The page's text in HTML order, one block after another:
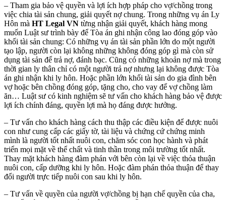
– Tham gia bảo vệ quyền và lợi ích hợp pháp cho vợ/chồng trong
việc chia tài sản chung, giải quyết nợ chung. Trong những vụ án Ly
Hôn mà HT Legal VN từng nhận giải quyết, khách hàng mong
muốn Luật sư trình bày để Tòa án ghi nhận công lao đóng góp vào
khối tài sản chung: Có những vụ án tài sản phần lớn do một người
tạo lập, người còn lại không những không đóng góp gì mà còn sử
dụng tài sản để trả nợ, đánh bạc. Cũng có những khoản nợ mà trong
thời gian ly thân chỉ có một người trả nợ nhưng lại không được Tòa
án ghi nhận khi ly hôn. Hoặc phần lớn khối tài sản do gia đình bên
vợ hoặc bên chồng đóng góp, tặng cho, cho vay để vợ chồng làm
ăn… Luật sư có kinh nghiệm sẽ tư vấn cho khách hàng bảo vệ được
lợi ích chính đáng, quyền lợi mà họ đáng được hưởng.
– Tư vấn cho khách hàng cách thu thập các điều kiện để được nuôi
con như cung cấp các giấy tờ, tài liệu và chứng cứ chứng minh
mình là người tốt nhất nuôi con, chăm sóc con học hành và phát
triển mọi mặt về thể chất và tinh thần trong môi trường tốt nhất.
Thay mặt khách hàng đàm phán với bên còn lại về việc thỏa thuận
nuôi con, cấp dưỡng khi ly hôn. Hoặc đàm phán thỏa thuận để thay
đổi người trực tiếp nuôi con sau khi ly hôn.
– Tư vấn về quyền của người vợ/chồng bị hạn chế quyền của cha,